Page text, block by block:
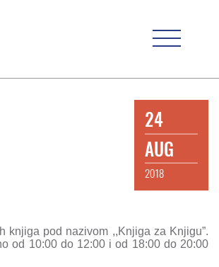
24
AUG
2018
knjiga pod nazivom ,,Knjiga za Knjigu”.
od 10:00 do 12:00 i od 18:00 do 20:00